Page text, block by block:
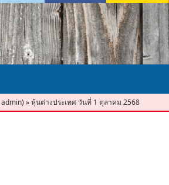
admin) »หุ้นต่างประเทศ วันที่ 1 ตุลาคม 2568